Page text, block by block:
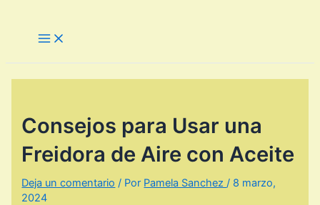
Main
Menu
Consejos para Usar una
Freidora de Aire con Aceite
Deja un comentario / Por Pamela Sanchez/ 8 marzo,
2024